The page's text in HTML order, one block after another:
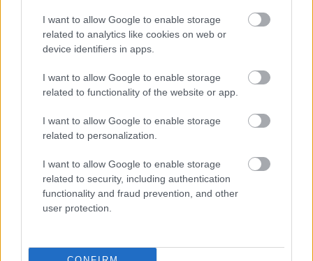
I want to allow Google to enable storage
related to analytics like cookies on web or
device identifiers in apps.
I want to allow Google to enable storage
related to functionality of the website or app.
I want to allow Google to enable storage
related to personalization.
I want to allow Google to enable storage
related to security, including authentication
functionality and fraud prevention, and other
user protection.